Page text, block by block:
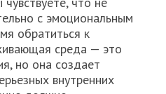
с эмоциональным
обратиться к
среда — это
но она создает
внутренних